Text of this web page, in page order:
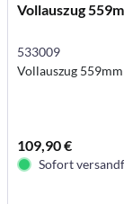
Vollauszug
533009
Vollauszug
109,90 €
Sofort